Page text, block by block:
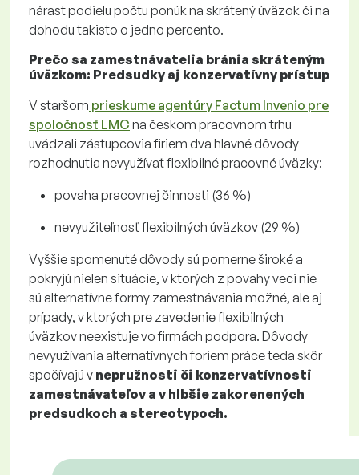
nárast podielu počtu ponúk na skrátený úväzok či na
dohodu takisto o jedno percento.
Prečo sa zamestnávatelia bránia skráteným
úväzkom: Predsudky aj konzervatívny prístup
V staršom prieskume agentúry Factum Invenio pre
spoločnosť LMC na českom pracovnom trhu
uvádzali zástupcovia firiem dva hlavné dôvody
rozhodnutia nevyužívať flexibilné pracovné úväzky:
povaha pracovnej činnosti (36 %)
nevyužiteľnosť flexibilných úväzkov (29 %)
Vyššie spomenuté dôvody sú pomerne široké a
pokryjú nielen situácie, v ktorých z povahy veci nie
sú alternatívne formy zamestnávania možné, ale aj
prípady, v ktorých pre zavedenie flexibilných
úväzkov neexistuje vo firmách podpora. Dôvody
nevyužívania alternatívnych foriem práce teda skôr
spočívajú v nepružnosti či konzervatívnosti
zamestnávateľov a v hlbšie zakorenených
predsudkoch a stereotypoch.